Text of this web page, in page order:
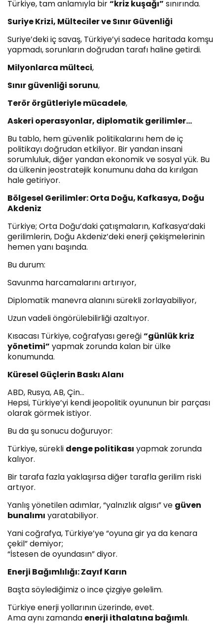
Türkiye, tam anlamıyla bir“kriz kuşağı” sınırında.
Suriye Krizi, Mülteciler ve Sınır Güvenliği
Suriye’deki iç savaş, Türkiye’yi sadece haritada komşu
yapmadı, sorunların doğrudan tarafı haline getirdi.
Milyonlarca mülteci,
Sınır güvenliği sorunu,
Terör örgütleriyle mücadele,
Askeri operasyonlar, diplomatik gerilimler…
Bu tablo, hem güvenlik politikalarını hem de iç
politikayı doğrudan etkiliyor. Bir yandan insani
sorumluluk, diğer yandan ekonomik ve sosyal yük. Bu
da ülkenin jeostratejik konumunu daha da kırılgan
hale getiriyor.
Bölgesel Gerilimler: Orta Doğu, Kafkasya, Doğu
Akdeniz
Türkiye; Orta Doğu’daki çatışmaların, Kafkasya’daki
gerilimlerin, Doğu Akdeniz’deki enerji çekişmelerinin
hemen yanı başında.
Bu durum:
Savunma harcamalarını artırıyor,
Diplomatik manevra alanını sürekli zorlayabiliyor,
Uzun vadeli öngörülebilirliği azaltıyor.
Kısacası Türkiye, coğrafyası gereği“günlük kriz
yönetimi” yapmak zorunda kalan bir ülke
konumunda.
Küresel Güçlerin Baskı Alanı
ABD, Rusya, AB, Çin…
Hepsi, Türkiye’yi kendi jeopolitik oyununun bir parçası
olarak görmek istiyor.
Bu da şu sonucu doğuruyor:
Türkiye, sürekli denge politikası yapmak zorunda
kalıyor.
Bir tarafa fazla yaklaşırsa diğer tarafla gerilim riski
artıyor.
Yanlış yönetilen adımlar, “yalnızlık algısı” ve güven
bunalımı yaratabiliyor.
Yani coğrafya, Türkiye’ye “oyuna gir ya da kenara
çekil” demiyor;
“İstesen de oyundasın” diyor.
Enerji Bağımlılığı: Zayıf Karın
Başta söylediğimiz o ince çizgiye gelelim.
Türkiye enerji yollarının üzerinde, evet.
Ama aynı zamanda enerji ithalatına bağımlı.